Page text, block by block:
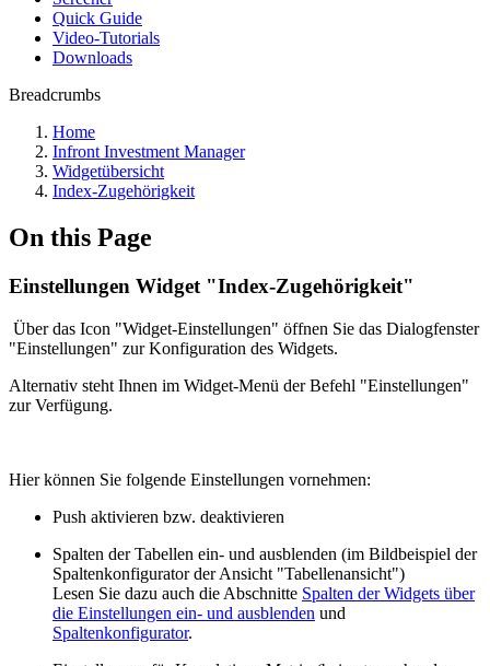
Quick Guide
Video-Tutorials
Downloads
Breadcrumbs
Home
Infront Investment Manager
Widgetübersicht
Index-Zugehörigkeit
On this Page
Einstellungen Widget "Index-Zugehörigkeit"
Über das Icon "Widget-Einstellungen" öffnen Sie das Dialogfenster
"Einstellungen" zur Konfiguration des Widgets.
Alternativ steht Ihnen im Widget-Menü der Befehl "Einstellungen"
zur Verfügung.
Hier können Sie folgende Einstellungen vornehmen:
Push aktivieren bzw. deaktivieren
Spalten der Tabellen ein- und ausblenden (im Bildbeispiel der
Spaltenkonfigurator der Ansicht "Tabellenansicht")
Lesen Sie dazu auch die Abschnitte Spalten der Widgets über
die Einstellungen ein- und ausblenden und
Spaltenkonfigurator.